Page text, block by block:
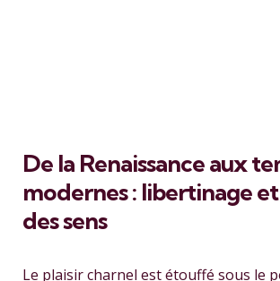
De la Renaissance aux
modernes : libertinage
des sens
Le plaisir charnel est étouffé sous le